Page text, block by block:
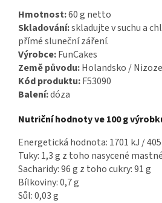
Hmotnost:60 g netto
Skladování:skladujte v suchu a
přímé sluneční záření.
Výrobce:FunCakes
Země původu:Holandsko /
Kód produktu:F53090
Balení:dóza
Nutriční hodnoty ve 100 g
Energetická hodnota: 1701 kJ /
Tuky: 1,3 g z toho nasycené
Sacharidy: 96 g z toho cukry: 91 g
Bílkoviny: 0,7 g
Sůl: 0,03 g